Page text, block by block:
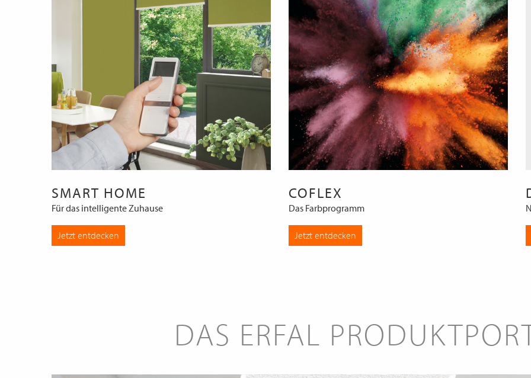
SMART HOME
Für das intelligente Zuhause
Jetzt entdecken
COFLEX
Das Farbprogramm
Jetzt entdecken
DAS ERFAL